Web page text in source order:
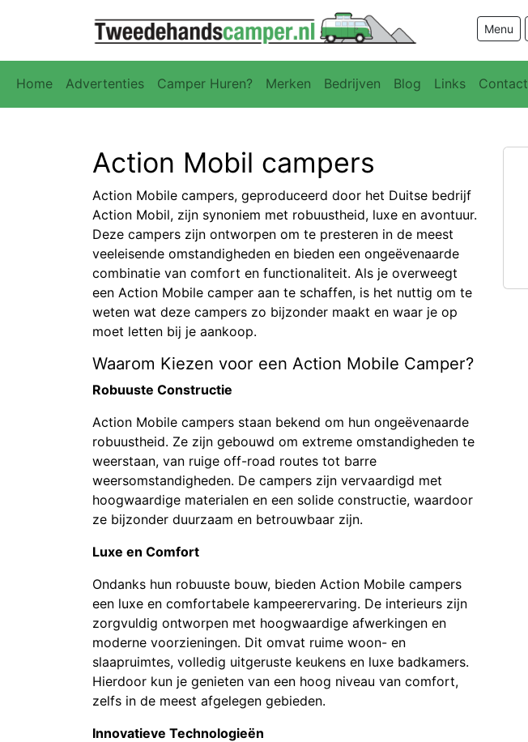
Menu
Home Advertenties Camper Huren? Merken Bedrijven Blog Links Contact
Action Mobil campers
Action Mobile campers, geproduceerd door het Duitse bedrijf
Action Mobil, zijn synoniem met robuustheid, luxe en avontuur.
Deze campers zijn ontworpen om te presteren in de meest
veeleisende omstandigheden en bieden een ongeëvenaarde
combinatie van comfort en functionaliteit. Als je overweegt
een Action Mobile camper aan te schaffen, is het nuttig om te
weten wat deze campers zo bijzonder maakt en waar je op
moet letten bij je aankoop.
Waarom Kiezen voor een Action Mobile Camper?
Robuuste Constructie
Action Mobile campers staan bekend om hun ongeëvenaarde
robuustheid. Ze zijn gebouwd om extreme omstandigheden te
weerstaan, van ruige off-road routes tot barre
weersomstandigheden. De campers zijn vervaardigd met
hoogwaardige materialen en een solide constructie, waardoor
ze bijzonder duurzaam en betrouwbaar zijn.
Luxe en Comfort
Ondanks hun robuuste bouw, bieden Action Mobile campers
een luxe en comfortabele kampeerervaring. De interieurs zijn
zorgvuldig ontworpen met hoogwaardige afwerkingen en
moderne voorzieningen. Dit omvat ruime woon- en
slaapruimtes, volledig uitgeruste keukens en luxe badkamers.
Hierdoor kun je genieten van een hoog niveau van comfort,
zelfs in de meest afgelegen gebieden.
Innovatieve Technologieën